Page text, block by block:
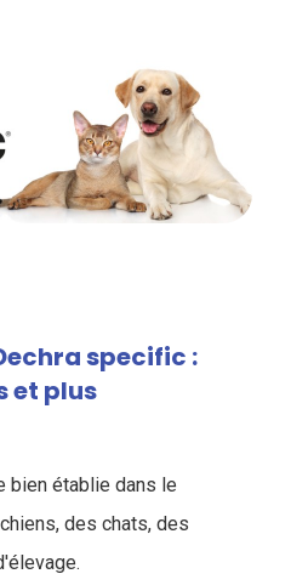
specific :
et plus
bien établie dans le
des chats, des